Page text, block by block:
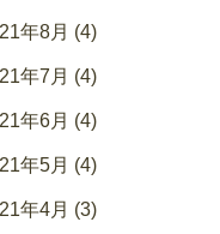
年8月 (4)
年7月 (4)
年6月 (4)
年5月 (4)
年4月 (3)